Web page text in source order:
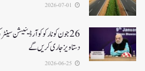
26جون کونارکو کوآرڈینیشن
دستاویز جاری کریں گے